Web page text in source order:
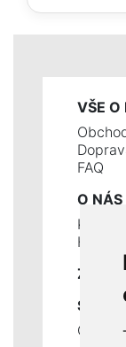
VŠE O
FAQ
O NÁS
Kontakty
Ceník